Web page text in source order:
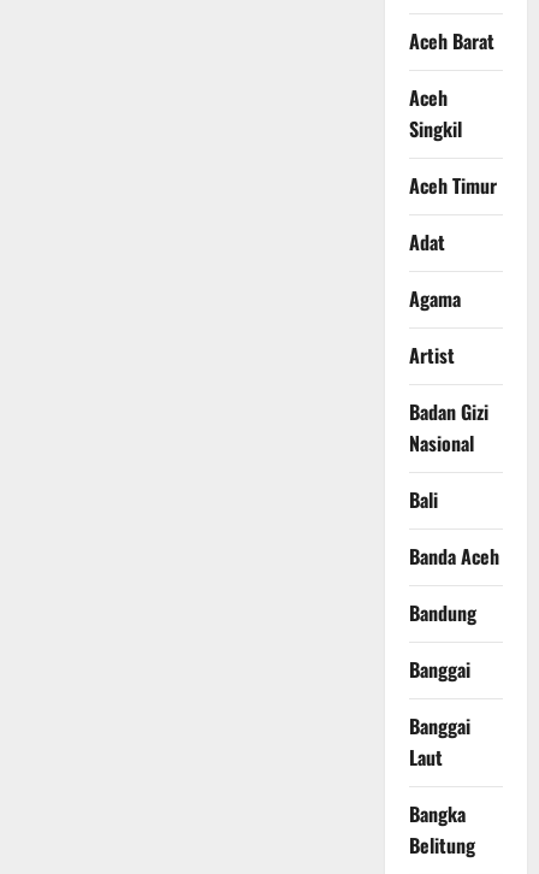
Aceh Barat
Aceh
Singkil
Aceh Timur
Adat
Agama
Artist
Badan Gizi
Nasional
Bali
Banda Aceh
Bandung
Banggai
Banggai
Laut
Bangka
Belitung